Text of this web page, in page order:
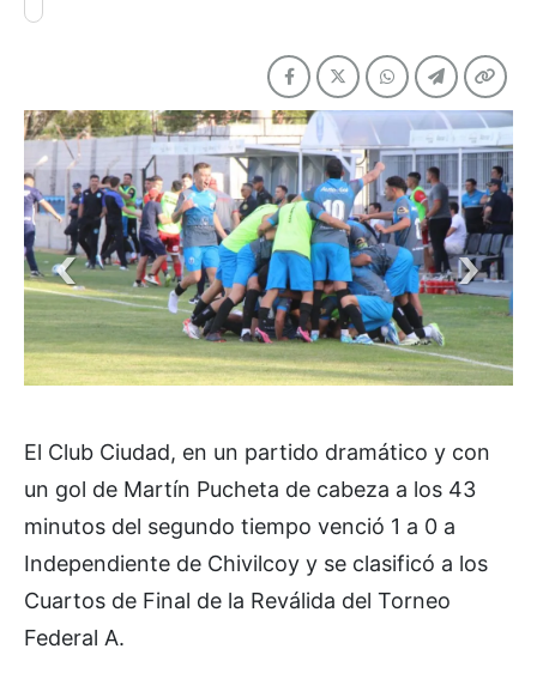
El Club Ciudad, en un partido dramático y con
un gol de Martín Pucheta de cabeza a los 43
minutos del segundo tiempo venció 1 a 0 a
Independiente de Chivilcoy y se clasificó a los
Cuartos de Final de la Reválida del Torneo
Federal A.